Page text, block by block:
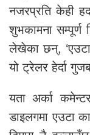
नजरप्रति केही
शुभकामना सम्पूर्ण
लेखेका छन्,
यो ट्रेलर हेर्दा
यता अर्का
डाइलगमा एउटा